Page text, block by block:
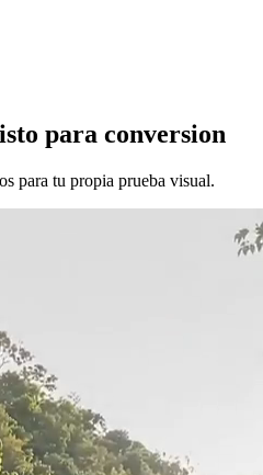
para conversion
para tu propia prueba visual.